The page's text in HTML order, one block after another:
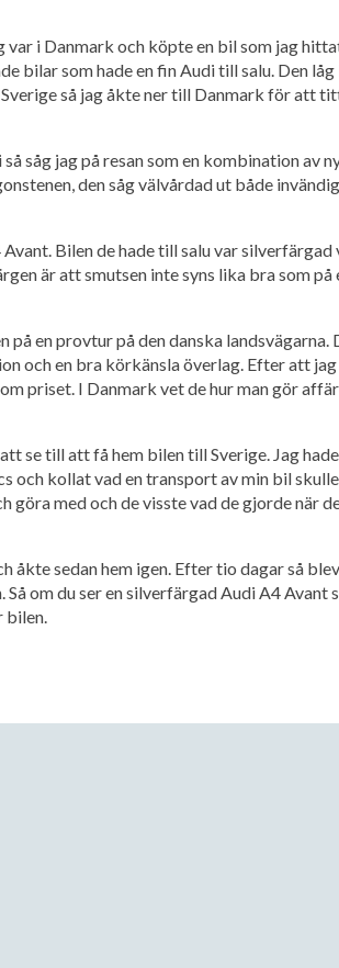
var i Danmark och köpte en bil som jag
bilar som hade en fin Audi till salu. Den låg
så jag åkte ner till Danmark för att
såg jag på resan som en kombination av
den såg välvårdad ut både
Bilen de hade till salu var
är att smutsen inte syns lika bra som på
en provtur på den danska landsvägarna.
och en bra körkänsla överlag. Efter att
priset. I Danmark vet de hur man gör
se till att få hem bilen till Sverige. Jag
och kollat vad en transport av min bil
göra med och de visste vad de gjorde när
åkte sedan hem igen. Efter tio dagar så
om du ser en silverfärgad Audi A4 Avant
bilen.